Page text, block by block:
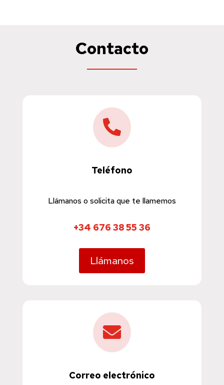
Contacto

Teléfono
Llámanos o solicita que te llamemos
+34 676 38 55 36
Llámanos

Correo electrónico